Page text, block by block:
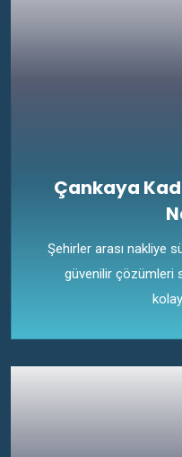
Çankaya
Şehirler arası nakliye
güvenilir çözümleri